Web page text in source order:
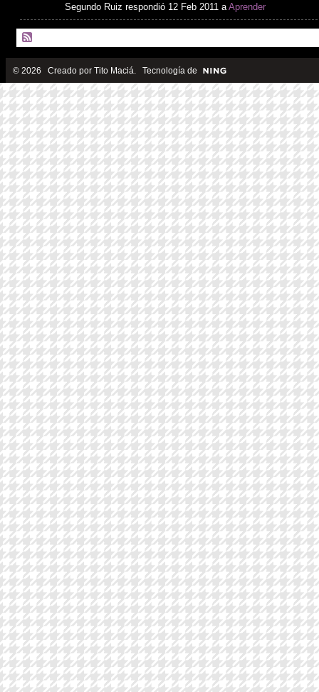
Segundo Ruiz respondió 12 Feb 2011 a Aprender
© 2026 Creado por Tito Maciá. Tecnología de